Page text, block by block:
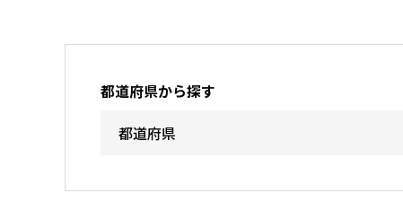
都道府県から探す